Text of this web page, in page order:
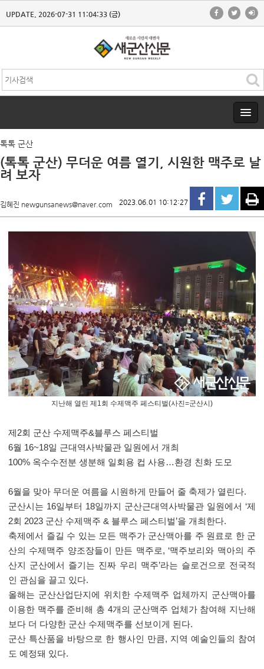
UPDATE. 2026-07-31 11:04:33 (금)
톡톡 군산
(톡톡 군산) 무더운 여름 열기, 시원한 맥주로 날
려 보자
김혜진 newgunsanews@naver.com 2023.06.01 10:12:27
지난해 열린 제1회 수제맥주 페스티벌(사진=군산시)
제 2회 군산 수제맥주&블루스 페스티벌
6월 16~18일 근대역사박물관 일원에서 개최
100% 옥수수전분 생분해 일회용 컵 사용…환경 친화 도모
6월을 맞아 무더운 여름을 시원하게 만들어 줄 축제가 열린다.
군산시는 16일부터 18일까지 군산근대역사박물관 일원에서 ‘제
2회 2023 군산 수제맥주 & 블루스 페스티벌’을 개최한다.
축제에서 즐길 수 있는 모든 맥주가 군산맥아를 주 원료로 한 군
산의 수제맥주 양조장들이 만든 맥주로, ‘맥주보리와 맥아의 주
산지 군산에서 즐기는 진짜 우리 맥주’라는 슬로건으로 전국적
인 관심을 끌고 있다.
올해는 군산산업단지에 위치한 수제맥주 업체까지 군산맥아를
이용한 맥주를 준비해 총 4개의 군산맥주 업체가 참여해 지난해
보다 더 다양한 군산 수제맥주를 선보이게 된다.
군산 특산품을 바탕으로 한 행사인 만큼, 지역 예술인들의 참여
도 예정돼 있다.